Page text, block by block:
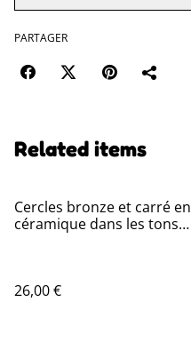
PARTAGER
Related items
Cercles bronze et carré en
céramique dans les tons
26,00 €